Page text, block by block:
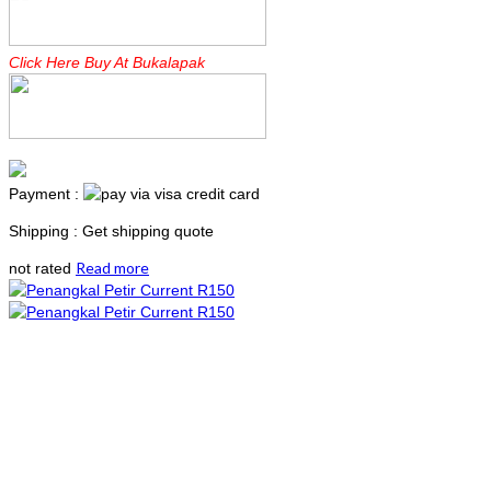
Click Here Buy At Bukalapak
Payment :
Shipping : Get shipping quote
not rated Read more